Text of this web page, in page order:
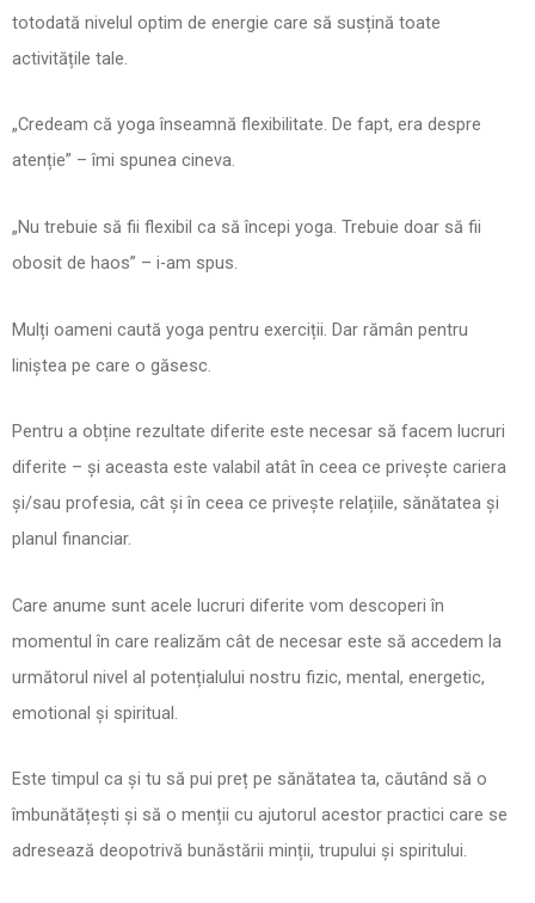
totodată nivelul optim de energie care să susțină toate
activitățile tale.
„Credeam că yoga înseamnă flexibilitate. De fapt, era despre
atenție” – îmi spunea cineva.
„Nu trebuie să fii flexibil ca să începi yoga. Trebuie doar să fii
obosit de haos” – i-am spus.
Mulți oameni caută yoga pentru exerciții. Dar rămân pentru
liniștea pe care o găsesc.
Pentru a obține rezultate diferite este necesar să facem lucruri
diferite – și aceasta este valabil atât în ceea ce privește cariera
și/sau profesia, cât și în ceea ce privește relațiile, sănătatea și
planul financiar.
Care anume sunt acele lucruri diferite vom descoperi în
momentul în care realizăm cât de necesar este să accedem la
următorul nivel al potențialului nostru fizic, mental, energetic,
emotional și spiritual.
Este timpul ca și tu să pui preț pe sănătatea ta, căutând să o
îmbunătățești și să o menții cu ajutorul acestor practici care se
adresează deopotrivă bunăstării minții, trupului și spiritului.